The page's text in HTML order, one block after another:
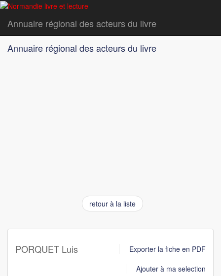
Annuaire régional des acteurs du livre
Annuaire régional des acteurs du livre
retour à la liste
PORQUET Luis
Exporter la fiche en PDF
Ajouter à ma selection